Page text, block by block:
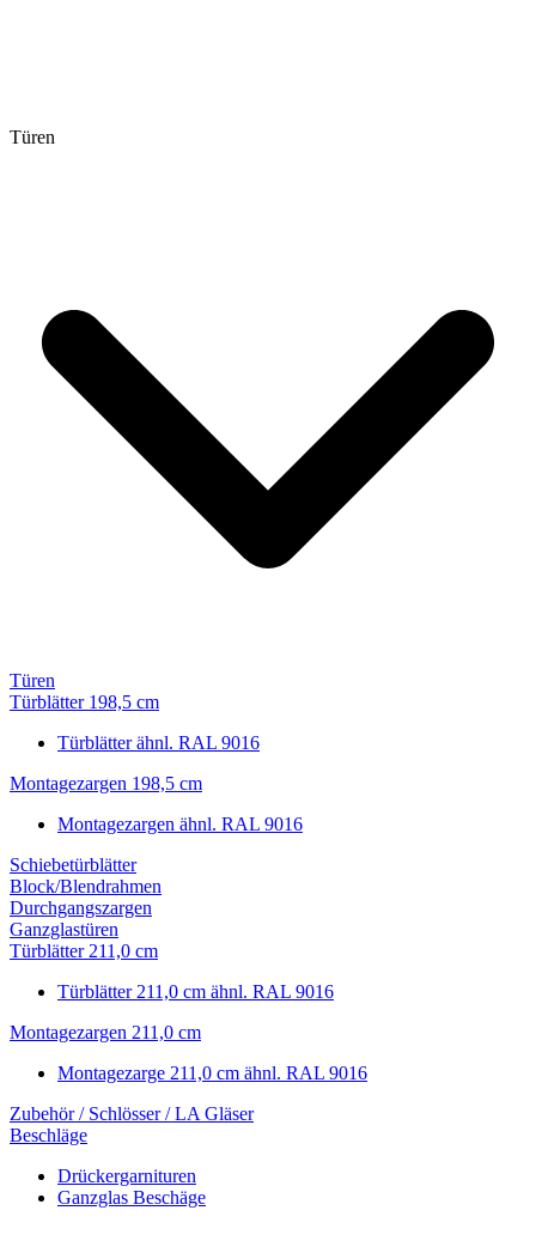
Türen
Türen
Türblätter 198,5 cm
Türblätter ähnl. RAL 9016
Montagezargen 198,5 cm
Montagezargen ähnl. RAL 9016
Schiebetürblätter
Block/Blendrahmen
Durchgangszargen
Ganzglastüren
Türblätter 211,0 cm
Türblätter 211,0 cm ähnl. RAL 9016
Montagezargen 211,0 cm
Montagezarge 211,0 cm ähnl. RAL 9016
Zubehör / Schlösser / LA Gläser
Beschläge
Drückergarnituren
Ganzglas Beschäge